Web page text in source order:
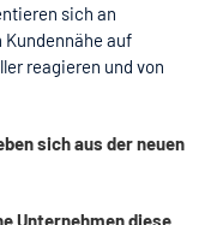
sich an
auf
reagieren und von
sich aus der neuen
Unternehmen diese